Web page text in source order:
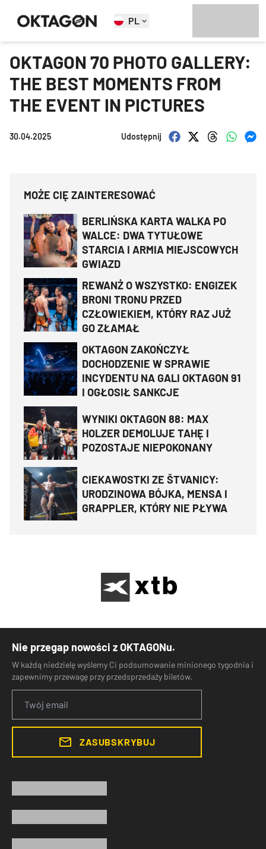
PL
OKTAGON 70 PHOTO GALLERY:
THE BEST MOMENTS FROM
THE EVENT IN PICTURES
30.04.2025 Udostępnij
MOŻE CIĘ ZAINTERESOWAĆ
BERLIŃSKA KARTA WALKA PO
WALCE: DWA TYTUŁOWE
STARCIA I ARMIA MIEJSCOWYCH
GWIAZD
REWANŻ O WSZYSTKO: ENGIZEK
BRONI TRONU PRZED
CZŁOWIEKIEM, KTÓRY RAZ JUŻ
GO ZŁAMAŁ
OKTAGON ZAKOŃCZYŁ
DOCHODZENIE W SPRAWIE
INCYDENTU NA GALI OKTAGON 91
I OGŁOSIŁ SANKCJE
WYNIKI OKTAGON 88: MAX
HOLZER DEMOLUJE TAHĘ I
POZOSTAJE NIEPOKONANY
CIEKAWOSTKI ZE ŠTVANICY:
URODZINOWA BÓJKA, MENSA I
GRAPPLER, KTÓRY NIE PŁYWA
Nie przegap nowości z OKTAGONu.
W każdą niedzielę wyślemy Ci podsumowanie minionego tygodnia i
zapewnimy przewagę przy przedsprzedaży biletów.
ZASUBSKRYBUJ